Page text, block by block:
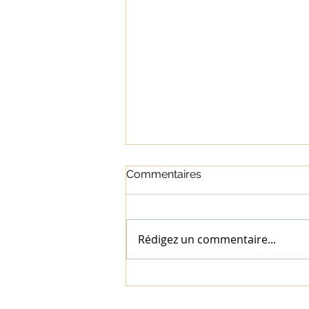
Commentaires
Rédigez un commentaire...